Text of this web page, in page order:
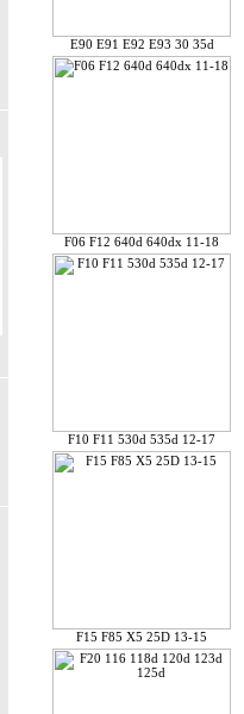
E90 E91 E92 E93 30 35d
F06 F12 640d 640dx 11-18
F10 F11 530d 535d 12-17
F15 F85 X5 25D 13-15